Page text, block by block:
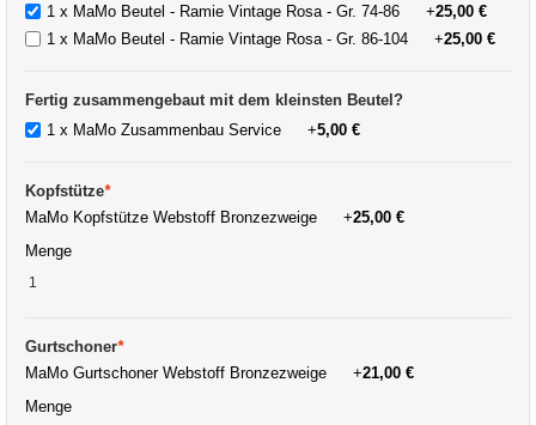
1 x MaMo Beutel - Ramie Vintage Rosa - Gr. 74-86
+25,00 €
1 x MaMo Beutel - Ramie Vintage Rosa - Gr. 86-104
+25,00 €
Fertig zusammengebaut mit dem kleinsten Beutel?
1 x MaMo Zusammenbau Service
+5,00 €
Kopfstütze*
MaMo Kopfstütze Webstoff Bronzezweige
+25,00 €
Menge
Gurtschoner*
MaMo Gurtschoner Webstoff Bronzezweige
+21,00 €
Menge